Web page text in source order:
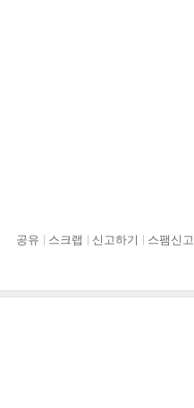
공유 스크랩 신고하기 스팸신고